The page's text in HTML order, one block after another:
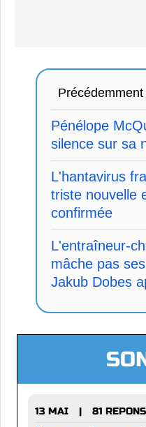
Précédemment
Pénélope
silence sur sa
L'hantavirus
triste nouvelle
confirmée
L'entraîneur-
mâche pas
Jakub Dobes
13 MAI |
81